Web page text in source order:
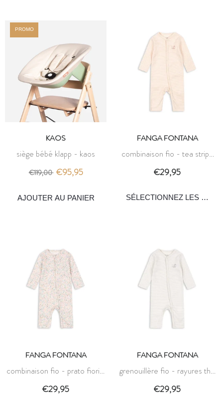
PROMO
KAOS
siège bébé klapp - kaos
€119,00 €95,95
AJOUTER AU PANIER
FANGA FONTANA
combinaison fio - tea stripe
cameo - fanga fontana
€29,95
FANGA FONTANA
combinaison fio - prato fiori -
fanga fontana
€29,95
FANGA FONTANA
grenouillère fio - rayures thé
gris duvet - fanga fontana
€29,95